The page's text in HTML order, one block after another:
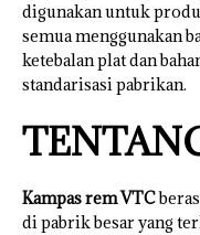
digunakan untuk
semua menggunakan
ketebalan plat dan
standarisasi pabrikan.
Kampas rem VTC
di pabrik besar yang